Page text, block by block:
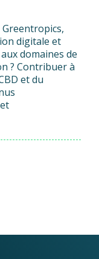
digitale et
domaines de
? Contribuer à
et du